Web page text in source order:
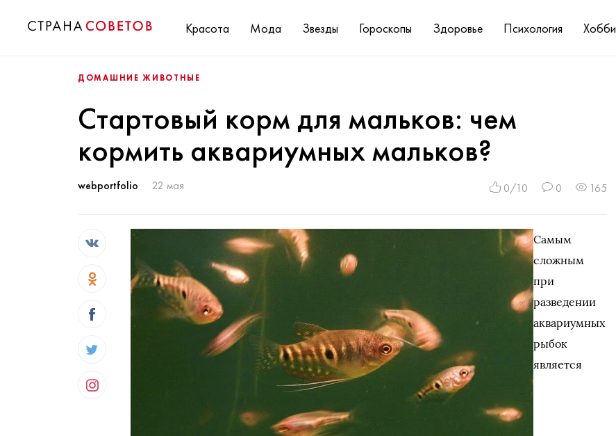
Красота Мода Звезды Гороскопы Здоровье Психология Хобби
ДОМАШНИЕ ЖИВОТНЫЕ
Стартовый корм для мальков: чем
кормить аквариумных мальков?
webportfolio 22 мая 0/10 0 165
Самым
сложным
при
разведении
аквариумных
рыбок
является